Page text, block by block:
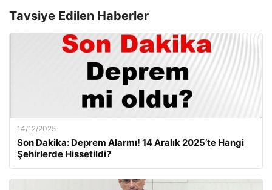
Tavsiye Edilen Haberler
14/12/2025
Son Dakika: Deprem Alarmı! 14 Aralık 2025’te Hangi
Şehirlerde Hissetildi?